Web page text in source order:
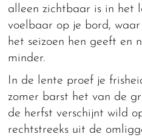
alleen zichtbaar is in het
voelbaar op je bord,
het seizoen hen geeft en
minder.
In de lente proef je
zomer barst het van de
de herfst verschijnt wild
rechtstreeks uit de